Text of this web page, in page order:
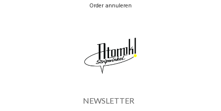
Order annuleren
NEWSLETTER